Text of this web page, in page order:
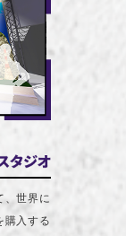
、世界に
購入する